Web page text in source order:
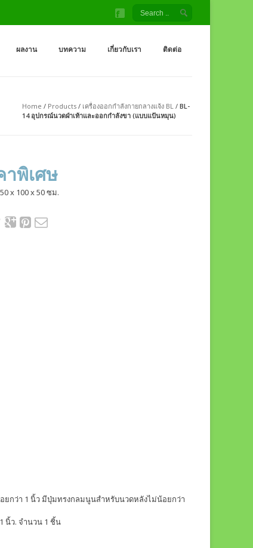
ามเด็กเล่น โรงงานผู้ผลิต เครื่องออกกำลังกายกลางแจ้ง
าถูกจากโรงงาน สนามเด็กเล่น กระดานลื่น สไลเดอร์ ชิงช้า อุโมงค์ จำหน่
ผลงาน บทความ เกี่ยวกับเรา ติดต่อ
Home / Products / เครื่องออกกำลังกายกลางแจ้ง BL / BL-
14 อุปกรณ์นวดฝ่าเท้าและออกกำลังขา (แบบแป้นหมุน)
าพิเศษ
50 x 100 x 50 ซม.
ยกว่า 1 นิ้ว มีปุ่มทรงกลมนูนสำหรับนวดหลังไม่น้อยกว่า
นิ้ว. จำนวน 1 ชิ้น